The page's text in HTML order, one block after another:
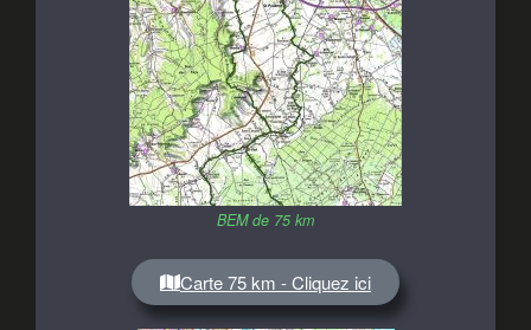
BEM de 75 km
Carte 75 km - Cliquez ici